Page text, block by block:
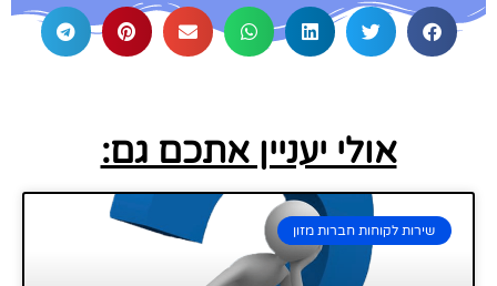
אולי יעניין אתכם גם:
שירות לקוחות חברות מזון